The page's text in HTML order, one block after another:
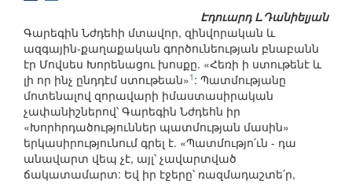
Էդուարդ Լ.Դանիելյան
Գարեգին Նժդեհի մտավոր, զինվորական և
ազգային-քաղաքական գործունեության բնաբանն
էր Մովսես Խորենացու խոսքը. «Հեռի ի ստութենէ և
լի որ ինչ ընդդէմ ստութեան»1 : Պատմությանը
մոտենալով զորավարի իմաստասիրական
չափանիշներով՝ Գարեգին Նժդեհն իր
«Խորհրդածություններ պատմության մասին»
երկասիրությունում գրել է. «Պատմությո՛ւն - դա
անավարտ վեպ չէ, այլ՝ չավարտված
ճակատամարտ: Եվ իր էջերը՝ ռազմադաշտե՛ր,